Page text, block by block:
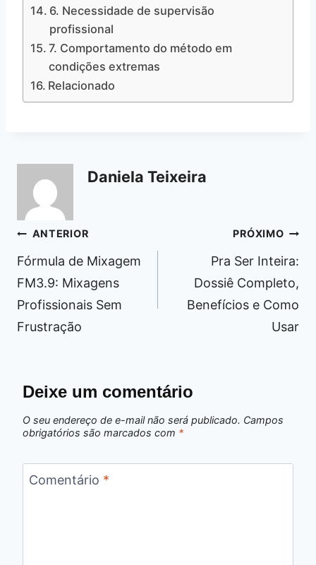
6. Necessidade de supervisão
profissional
7. Comportamento do método em
condições extremas
Relacionado
Daniela Teixeira
Navegação
de
Post
ANTERIOR
Fórmula de Mixagem
FM3.9: Mixagens
Profissionais Sem
Frustração
PRÓXIMO
Pra Ser Inteira:
Dossiê Completo,
Benefícios e Como
Usar
Deixe um comentário
O seu endereço de e-mail não será publicado. Campos
obrigatórios são marcados com *
Comentário *